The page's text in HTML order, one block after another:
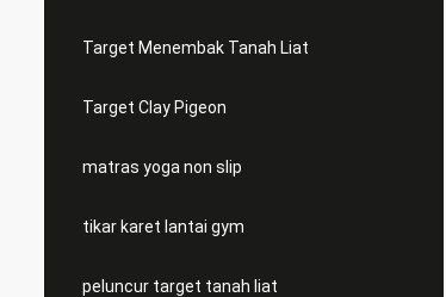
Target Menembak Tanah Liat
Target Clay Pigeon
matras yoga non slip
tikar karet lantai gym
peluncur target tanah liat